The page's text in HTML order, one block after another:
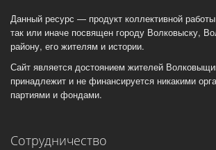
Данный ресурс — продукт коллективной
так или иначе посвящен городу Волковыску,
району, его жителям и истории.
Сайт является достоянием жителей
принадлежит и не финансируется никакими
партиями и фондами.
Сотрудничество